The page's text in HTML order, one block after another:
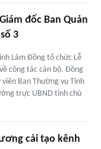
đốc Ban Quản
3
Lâm Đồng tổ chức Lễ
công tác cán bộ. Đồng
viên Ban Thường vụ Tỉnh
trực UBND tỉnh chủ
cải tạo kênh